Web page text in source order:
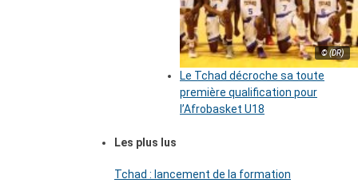
© (DR)
Le Tchad décroche sa toute
première qualification pour
l’Afrobasket U18
Les plus lus
Tchad : lancement de la formation